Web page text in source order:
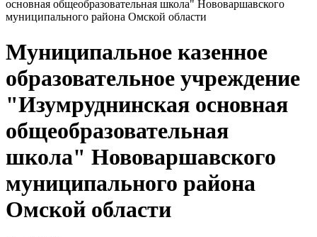
основная общеобразовательная школа" Нововаршавского
муниципального района Омской области
Муниципальное казенное
образовательное учреждение
"Изумруднинская основная
общеобразовательная
школа" Нововаршавского
муниципального района
Омской области